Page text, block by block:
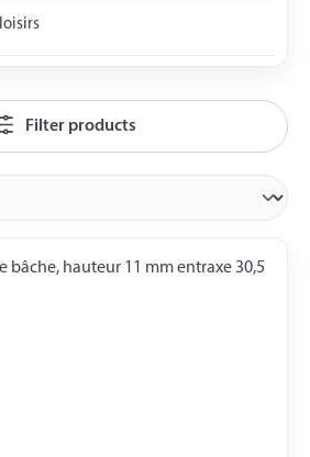
Filter products